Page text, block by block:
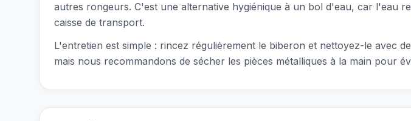
autres rongeurs. C'est une alternative hygiénique à un bol d'eau, car l'eau
caisse de transport.
L'entretien est simple : rincez régulièrement le biberon et nettoyez-le avec
mais nous recommandons de sécher les pièces métalliques à la main pour